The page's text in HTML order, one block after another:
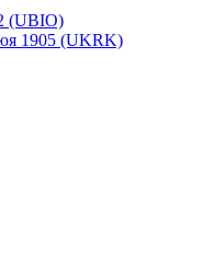
(UBIO)
1905 (UKRK)